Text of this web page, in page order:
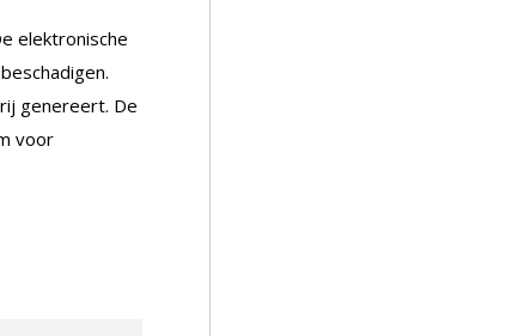
elektronische
genereert. De
voor